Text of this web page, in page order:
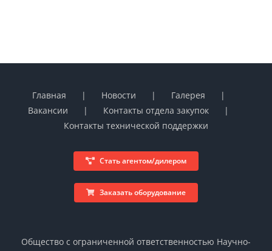
Главная Новости
Галерея
Вакансии
Контакты отдела закупок
Контакты технической поддержки
Стать агентом/дилером
Заказать оборудование
Общество с ограниченной ответственностью Научно-